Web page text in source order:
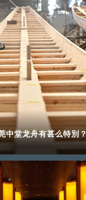
中堂龙舟有甚么特別？